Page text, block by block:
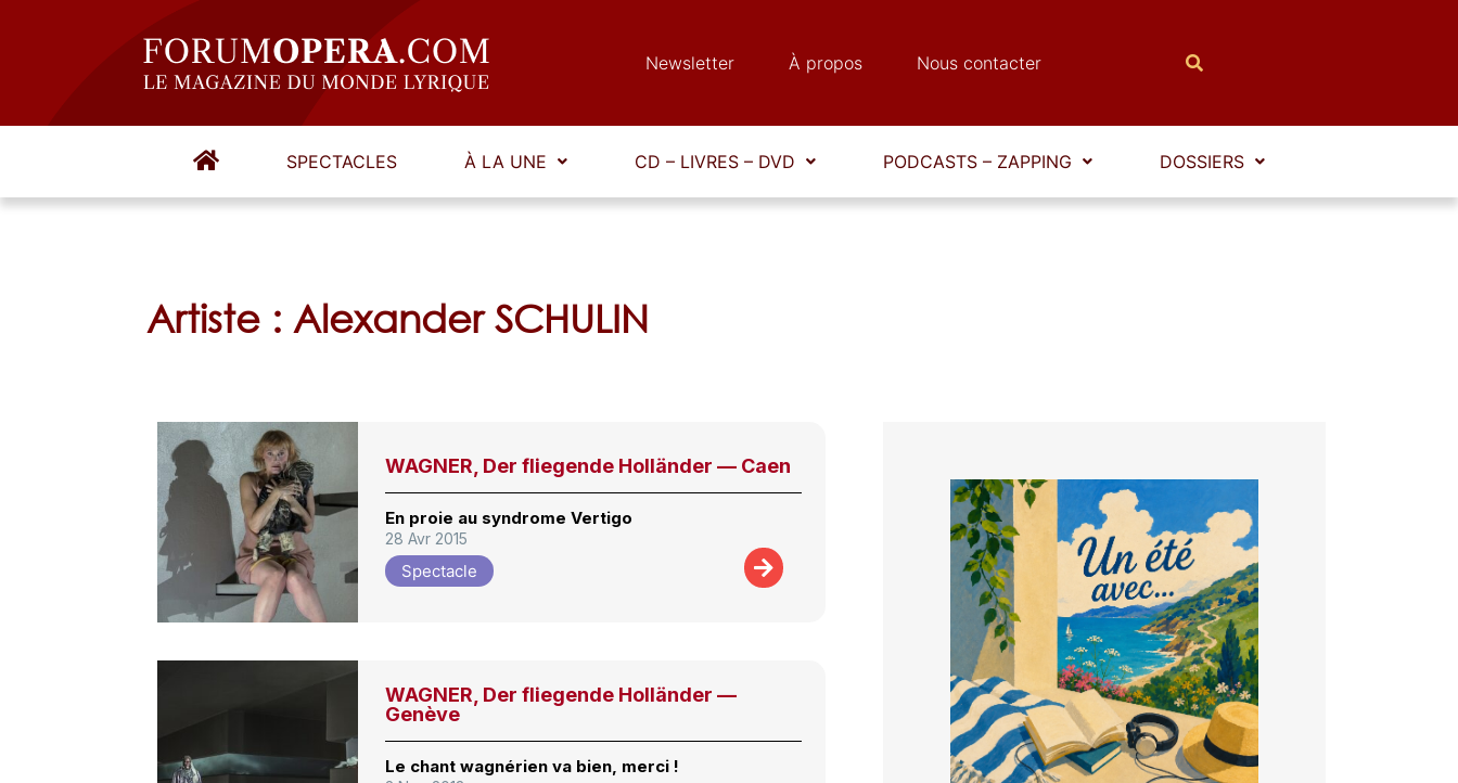
Newsletter À propos Nous contacter
SPECTACLES À LA UNE CD – LIVRES – DVD PODCASTS – ZAPPING DOSSIERS
Artiste : Alexander SCHULIN
WAGNER, Der fliegende Holländer — Caen
En proie au syndrome Vertigo
28 Avr 2015
Spectacle
WAGNER, Der fliegende Holländer —
Genève
Le chant wagnérien va bien, merci !